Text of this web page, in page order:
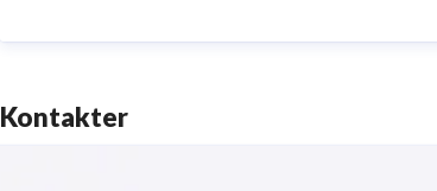
Kontakter